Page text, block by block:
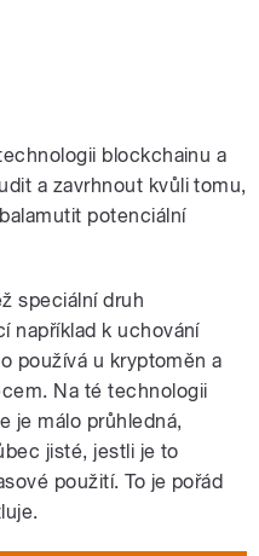
blockchainu a
a zavrhnout kvůli tomu,
potenciální
speciální druh
například k uchování
používá u kryptoměn a
Na té technologii
je málo průhledná,
jisté, jestli je to
použití. To je pořád